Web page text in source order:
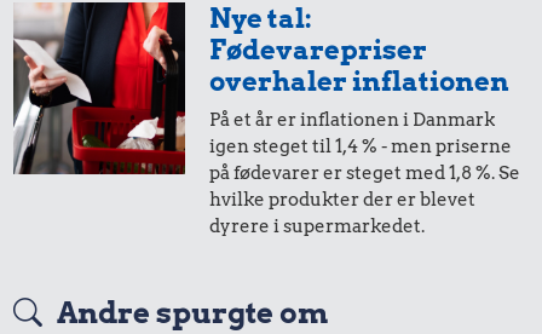
5 øre
i 1984 i 2025
Nye tal:
Fødevarepriser
overhaler inflationen
På et år er inflationen i Danmark
igen steget til 1,4 % - men priserne
på fødevarer er steget med 1,8 %. Se
hvilke produkter der er blevet
dyrere i supermarkedet.
Andre spurgte om